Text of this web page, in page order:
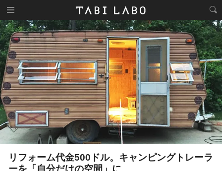
リフォーム代金500ドル。キャンピングトレーラ